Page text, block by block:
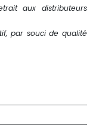
aux distributeurs
par souci de qualité